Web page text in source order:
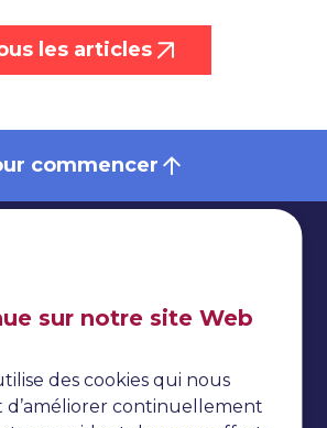
les articles
commencer
sur notre site Web
des cookies qui nous
continuellement